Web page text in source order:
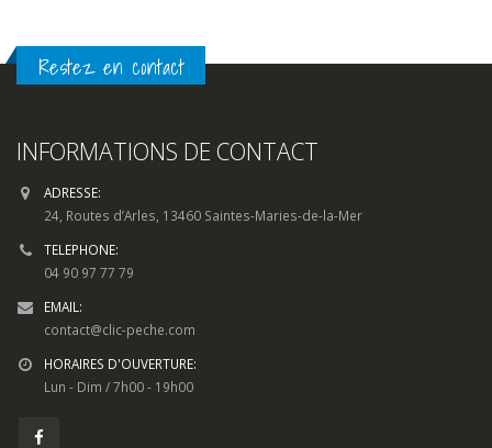
Restez en contact
INFORMATIONS DE CONTACT
ADRESSE:
24, Routes d’Arles, 13460 Saintes-Maries-de-la-Mer
TELEPHONE:
04 90 97 77 79
EMAIL:
contact@clic-peche.com
HORAIRES D'OUVERTURE:
Lun - Dim / 7h00 - 19h00